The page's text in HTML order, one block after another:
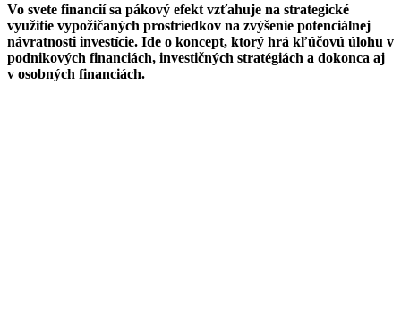
Vo svete financií sa pákový efekt vzťahuje na strategické
využitie vypožičaných prostriedkov na zvýšenie potenciálnej
návratnosti investície. Ide o koncept, ktorý hrá kľúčovú úlohu v
podnikových financiách, investičných stratégiách a dokonca aj
v osobných financiách.